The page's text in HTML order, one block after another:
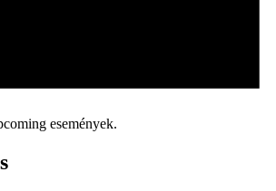
események.